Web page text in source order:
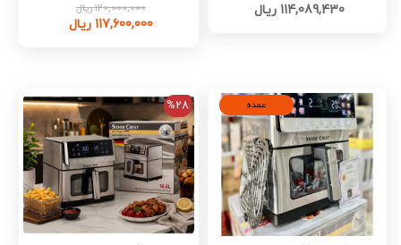
عمده
114,089,430 ریال 120,000,000 ریال
117,600,000 ریال
عمده %28